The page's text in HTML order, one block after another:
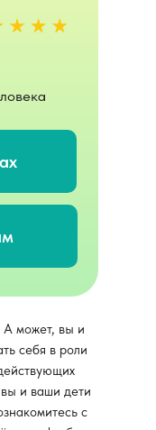
А может, вы и
себя в роли
и ваши дети
с